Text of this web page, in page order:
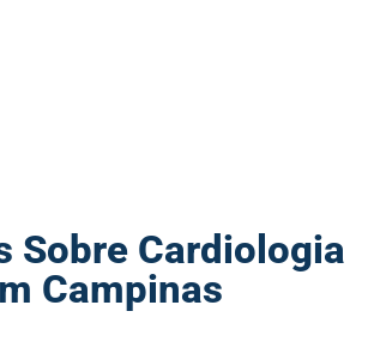
Sobre Cardiologia
Campinas